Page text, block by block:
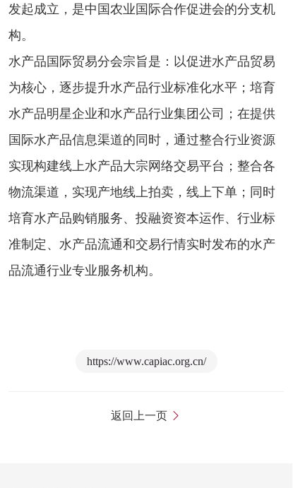
发起成立，是中国农业国际合作促进会的分支机
构。
水产品国际贸易分会宗旨是：以促进水产品贸易
为核心，逐步提升水产品行业标准化水平；培育
水产品明星企业和水产品行业集团公司；在提供
国际水产品信息渠道的同时，通过整合行业资源
实现构建线上水产品大宗网络交易平台；整合各
物流渠道，实现产地线上拍卖，线上下单；同时
培育水产品购销服务、投融资资本运作、行业标
准制定、水产品流通和交易行情实时发布的水产
品流通行业专业服务机构。
https://www.capiac.org.cn/
返回上一页